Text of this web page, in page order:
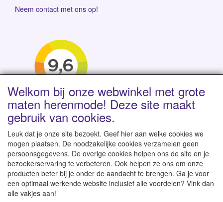
Neem contact met ons op!
Levertijd 1-2 werkdagen | Vanaf € 95 gratis verzending
binnen NL | Direct leverbaar uit eigen voorraad
Welkom bij onze webwinkel met grote
maten herenmode! Deze site maakt
gebruik van cookies.
Leuk dat je onze site bezoekt. Geef hier aan welke cookies we
mogen plaatsen. De noodzakelijke cookies verzamelen geen
persoonsgegevens. De overige cookies helpen ons de site en je
bezoekerservaring te verbeteren. Ook helpen ze ons om onze
producten beter bij je onder de aandacht te brengen. Ga je voor
een optimaal werkende website inclusief alle voordelen? Vink dan
alle vakjes aan!